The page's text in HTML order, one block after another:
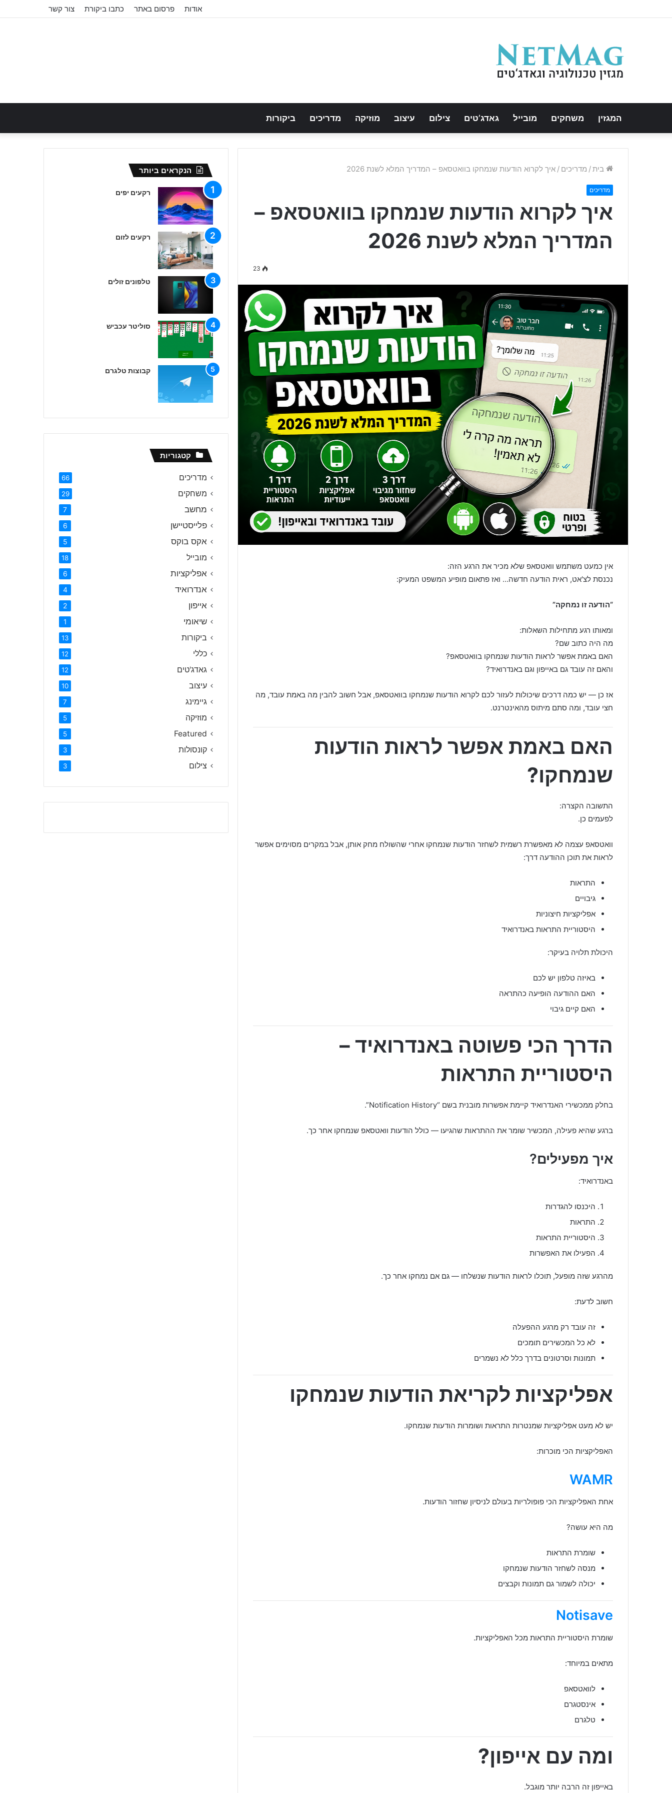
אודות פרסום באתר כתבו ביקורת צור קשר
המגזין משחקים מובייל גאדג’טים צילום עיצוב מוזיקה מדריכים ביקורות
בית/ מדריכים / איך לקרוא הודעות שנמחקו בוואטסאפ – המדריך המלא לשנת 2026
מדריכים
איך לקרוא הודעות שנמחקו בוואטסאפ –
המדריך המלא לשנת 2026
23
אין כמעט משתמש וואטסאפ שלא מכיר את הרגע הזה:
נכנסת לצ'אט, ראית הודעה חדשה… ואז פתאום מופיע המשפט המעיק:
“הודעה זו נמחקה”
ומאותו רגע מתחילות השאלות:
מה היה כתוב שם?
האם באמת אפשר לראות הודעות שנמחקו בוואטסאפ?
והאם זה עובד גם באייפון וגם באנדרואיד?
אז כן — יש כמה דרכים שיכולות לעזור לכם לקרוא הודעות שנמחקו בוואטסאפ, אבל חשוב להבין מה באמת עובד, מה
חצי עובד, ומה סתם מיתוס מהאינטרנט.
האם באמת אפשר לראות הודעות
שנמחקו?
התשובה הקצרה:
לפעמים כן.
וואטסאפ עצמה לא מאפשרת רשמית לשחזר הודעות שנמחקו אחרי שהשולח מחק אותן, אבל במקרים מסוימים אפשר
לראות את תוכן ההודעה דרך:
התראות
גיבויים
אפליקציות חיצוניות
היסטוריית התראות באנדרואיד
היכולת תלויה בעיקר:
באיזה טלפון יש לכם
האם ההודעה הופיעה כהתראה
האם קיים גיבוי
הדרך הכי פשוטה באנדרואיד –
היסטוריית התראות
בחלק ממכשירי האנדרואיד קיימת אפשרות מובנית בשם “Notification History”.
ברגע שהיא פעילה, המכשיר שומר את ההתראות שהגיעו — כולל הודעות וואטסאפ שנמחקו אחר כך.
איך מפעילים?
באנדרואיד:
היכנסו להגדרות
התראות
היסטוריית התראות
הפעילו את האפשרות
מהרגע שזה מופעל, תוכלו לראות הודעות שנשלחו — גם אם נמחקו אחר כך.
חשוב לדעת:
זה עובד רק מרגע ההפעלה
לא כל המכשירים תומכים
תמונות וסרטונים בדרך כלל לא נשמרים
אפליקציות לקריאת הודעות שנמחקו
יש לא מעט אפליקציות שמנטרות התראות ושומרות הודעות שנמחקו.
האפליקציות הכי מוכרות:
WAMR
אחת האפליקציות הכי פופולריות בעולם לניסיון שחזור הודעות.
מה היא עושה?
שומרת התראות
מנסה לשחזר הודעות שנמחקו
יכולה לשמור גם תמונות וקבצים
Notisave
שומרת היסטוריית התראות מכל האפליקציות.
מתאים במיוחד:
לוואטסאפ
אינסטגרם
טלגרם
ומה עם אייפון?
באייפון זה הרבה יותר מוגבל.
הנקראים ביותר
רקעים יפים
רקעים לזום
טלפונים זולים
סוליטר עכביש
קבוצות טלגרם
קטגוריות
מדריכים 66
משחקים 29
מחשב 7
פלייסטיישן 6
אקס בוקס 5
מובייל 18
אפליקציות 6
אנדרואיד 4
אייפון 2
שיאומי 1
ביקורות 13
כללי 12
גאדג'טים 12
עיצוב 10
גיימינג 7
מוזיקה 5
Featured
5
קונסולות 3
צילום 3